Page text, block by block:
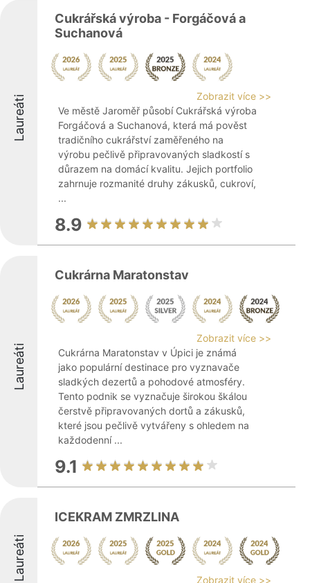
Laureáti
Cukrářská výroba - Forgáčová a
Suchanová
Zobrazit více >>
Ve městě Jaroměř působí Cukrářská výroba
Forgáčová a Suchanová, která má pověst
tradičního cukrářství zaměřeného na
výrobu pečlivě připravovaných sladkostí s
důrazem na domácí kvalitu. Jejich portfolio
zahrnuje rozmanité druhy zákusků, cukroví,
...
8.9
Laureáti
Cukrárna Maratonstav
Zobrazit více >>
Cukrárna Maratonstav v Úpici je známá
jako populární destinace pro vyznavače
sladkých dezertů a pohodové atmosféry.
Tento podnik se vyznačuje širokou škálou
čerstvě připravovaných dortů a zákusků,
které jsou pečlivě vytvářeny s ohledem na
každodenní ...
9.1
Laureáti
ICEKRAM ZMRZLINA
Zobrazit více >>